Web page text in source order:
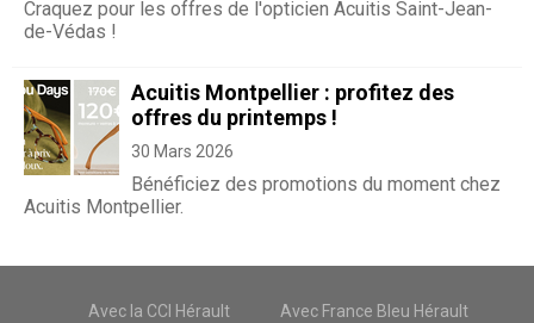
Craquez pour les offres de l'opticien Acuitis Saint-Jean-
de-Védas !
Acuitis Montpellier : profitez des
offres du printemps !
30 Mars 2026
Bénéficiez des promotions du moment chez
Acuitis Montpellier.
Avec la CCI Hérault Avec France Bleu Hérault